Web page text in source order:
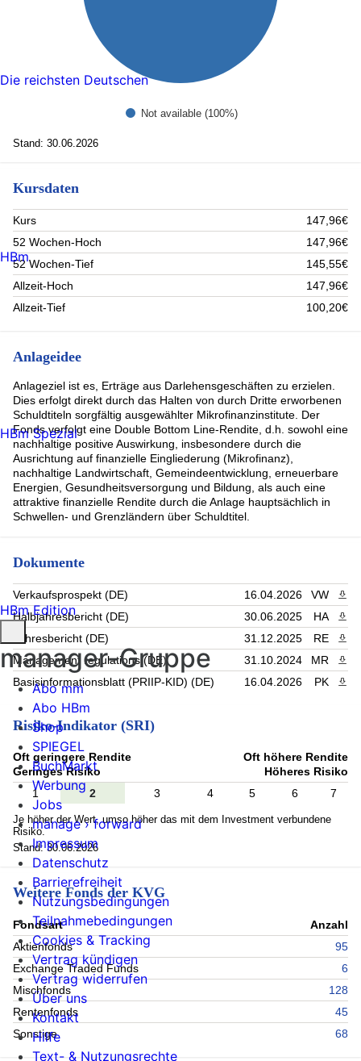
Not available (100%)
Stand: 30.06.2026
Kursdaten
Kurs
147,96€
52 Wochen-Hoch
147,96€
52 Wochen-Tief
145,55€
Allzeit-Hoch
147,96€
Allzeit-Tief
100,20€
Anlageidee
Anlageziel ist es, Erträge aus Darlehensgeschäften zu erzielen.
Dies erfolgt direkt durch das Halten von durch Dritte erworbenen
Schuldtiteln sorgfältig ausgewählter Mikrofinanzinstitute. Der
Fonds verfolgt eine Double Bottom Line-Rendite, d.h. sowohl eine
nachhaltige positive Auswirkung, insbesondere durch die
Ausrichtung auf finanzielle Eingliederung (Mikrofinanz),
nachhaltige Landwirtschaft, Gemeindeentwicklung, erneuerbare
Energien, Gesundheitsversorgung und Bildung, als auch eine
attraktive finanzielle Rendite durch die Anlage hauptsächlich in
Schwellen- und Grenzländern über Schuldtitel.
Dokumente
Verkaufsprospekt (DE) 16.04.2026 VW
Halbjahresbericht (DE)
30.06.2025 HA
Jahresbericht (DE)
31.12.2025 RE
Management regulations (DE)
31.10.2024 MR
Basisinformationsblatt (PRIIP-KID) (DE)
16.04.2026 PK
Risiko-Indikator (SRI)
Oft geringere Rendite
Geringes Risiko
Oft höhere Rendite
Höheres Risiko
1
2 3 4 5 6 7
Je höher der Wert, umso höher das mit dem Investment verbundene
Risiko.
Stand: 30.06.2026
Weitere Fonds der KVG
Fondsart
Anzahl
Aktienfonds
95
Exchange Traded Funds
6
Mischfonds
128
Rentenfonds
45
Sonstige
68
Die reichsten Deutschen
HBm
HBm Spezial
HBm Edition
manager-Gruppe
Abo mm
Abo HBm
Shop
SPIEGEL
BuchMarkt
Werbung
Jobs
manage › forward
Impressum
Datenschutz
Barrierefreiheit
Nutzungsbedingungen
Teilnahmebedingungen
Cookies & Tracking
Vertrag kündigen
Vertrag widerrufen
Über uns
Kontakt
Hilfe
Text- & Nutzungsrechte